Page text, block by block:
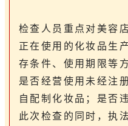
检查人员重点对美容
正在使用的化妆品生
存条件、使用期限等
是否经营使用未经注
自配制化妆品；是否
此次检查的同时，执